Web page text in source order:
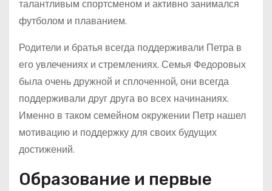
талантливым спортсменом и активно занимался
футболом и плаванием.
Родители и братья всегда поддерживали Петра в
его увлечениях и стремлениях. Семья Федоровых
была очень дружной и сплоченной, они всегда
поддерживали друг друга во всех начинаниях.
Именно в таком семейном окружении Петр нашел
мотивацию и поддержку для своих будущих
достижений.
Образование и первые